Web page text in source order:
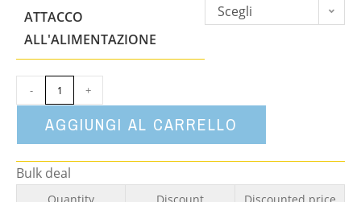
ATTACCO
ALL'ALIMENTAZIONE
Scegli
- +
AGGIUNGI AL CARRELLO
Bulk deal